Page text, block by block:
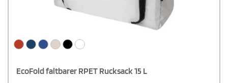
EcoFold faltbarer RPET Rucksack 15 L